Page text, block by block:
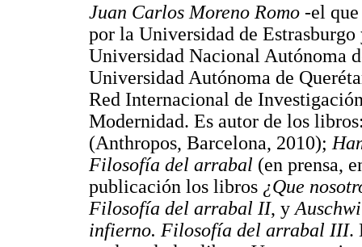
Juan Carlos Moreno Romo -el
por la Universidad de
Universidad Nacional Autónoma
Universidad Autónoma de
Red Internacional de
Modernidad. Es autor de los
(Anthropos, Barcelona, 2010);
Filosofía del arrabal (en prensa,
publicación los libros ¿Que
Filosofía del arrabal II, y
infierno. Filosofía del arrabal III.